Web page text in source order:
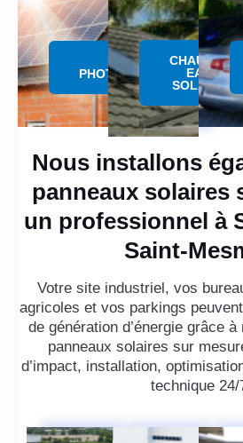
PANNEAU
PHOTOVOLTAÏQUE
CHAUFFE
EAU
SOLAIRE
Nous installons
panneaux solaires
un professionnel à
Saint-
Votre site industriel, vos
agricoles et vos parkings
de génération d’énergie grâce
panneaux solaires sur
d’impact, installation,
technique 24/